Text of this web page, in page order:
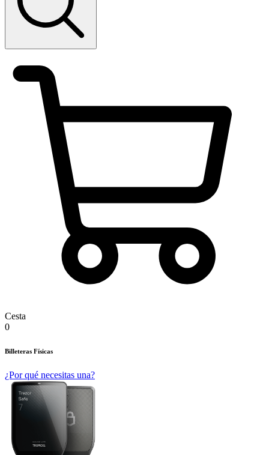
Cesta
0
Billeteras Físicas
¿Por qué necesitas una?